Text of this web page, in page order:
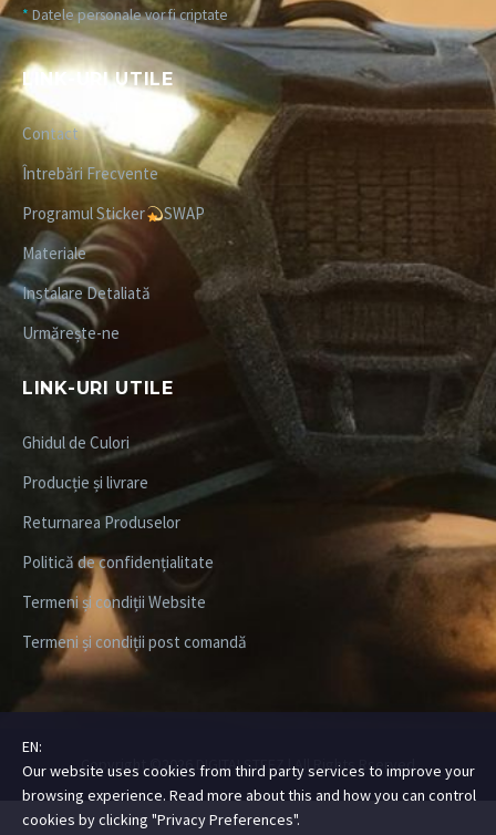
* Datele personale vor fi criptate
LINK-URI UTILE
Contact
Întrebări Frecvente
Programul Sticker
SWAP
Materiale
Instalare Detaliată
Urmărește-ne
LINK-URI UTILE
Ghidul de Culori
Producție și livrare
Returnarea Produselor
Politică de confidențialitate
Termeni și condiții Website
Termeni și condiții post comandă
Copyright ©2026 DIGITALSTEEZ| All Rights Rserved
EN:
Our website uses cookies from third party services to improve your
browsing experience. Read more about this and how you can control
cookies by clicking "Privacy Preferences".